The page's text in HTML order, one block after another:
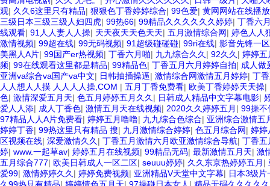
观| 久久6这里只有精品| 狠狠色丁香婷婷综合| 99色爱| 黄网网站在线播放
三级日本三级三级人妇四虎| 99热66| 99精品久久久久久久婷婷| 丁香六
线观看| 91人人妻人人操| 天天夜天天色天天| 五月激情综合网| 婷色人人
激情视频| 99超在线| 99无码视频| 91超级碰碰碰| 99ri在线| 影音先锋一
美黑人A片| 99国产er热视频| 丁香六月啪| 九九综合久久 | 92久久 | 婷婷五
频| 99在线观看这里都是精品| 99精品色| 丁香五月六月婷婷自拍| 成人做
亚洲va综合va国产va中文| 日韩抽插操逼| 激情综合网激情五月婷婷| 丁
人人想人人摸 人人人人操,COM | 五月丁香免费看| 欧美丁香婷婷天天操|
色| 激情深爱五月天| 色五月婷婷五月久久 | 日韩成人精品中文字幕电影|
爱人人添| 成人丁香色| 激情五月天在线视频| 2020久久婷婷五月 | 99操不
97精品人人A片免费看| 婷婷五月噜噜| 九九综合色综合| 亚洲综合激情五
婷婷丁香| 99热这里只有精品 搜| 九月激情综合婷婷| 色五月综合网| 婷婷
区视频在线| 深爱激情久久 | 丁香五月激情六月欧亚激情综合导航| 丁香五
婷| www.一起草av| 婷婷五月在线视频| 99精品无码| 最新激情五月天| 激
五月综合777| 欧美日韩成人一区二区| seuuu婷婷| 久久东京热婷婷五月 |
爱99| 激情婷婷久久 | 婷婷免费视频| 亚洲精品V天堂中文字幕| 日本3级片